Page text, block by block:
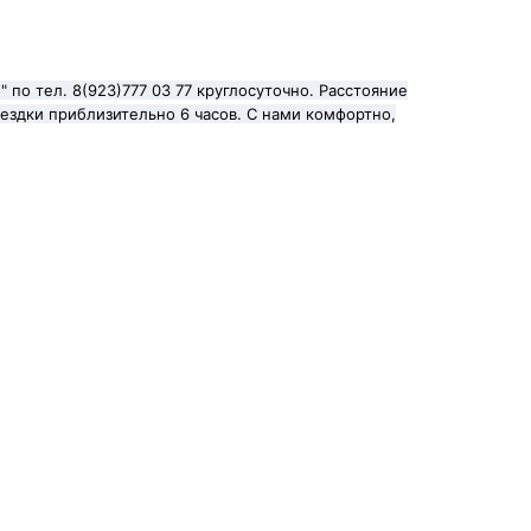
тел. 8(923)777 03 77 круглосуточно. Расстояние
приблизительно 6 часов. С нами комфортно,